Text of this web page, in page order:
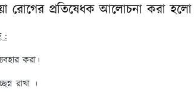
রোগের প্রতিষেধক আলোচনা করা
:
করা।
রাখা ।